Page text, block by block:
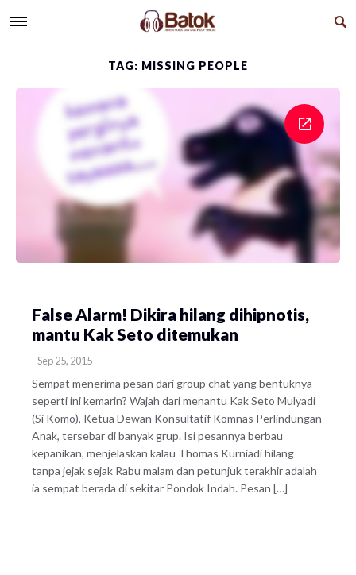
TAG: MISSING PEOPLE
False Alarm! Dikira hilang dihipnotis,
mantu Kak Seto ditemukan
-Sep 25, 2015
Sempat menerima pesan dari group chat yang bentuknya
seperti ini kemarin? Wajah dari menantu Kak Seto Mulyadi
(Si Komo), Ketua Dewan Konsultatif Komnas Perlindungan
Anak, tersebar di banyak grup. Isi pesannya berbau
kepanikan, menjelaskan kalau Thomas Kurniadi hilang
tanpa jejak sejak Rabu malam dan petunjuk terakhir adalah
ia sempat berada di sekitar Pondok Indah. Pesan […]